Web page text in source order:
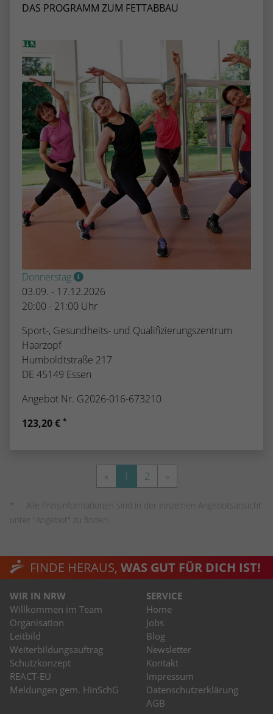
DAS PROGRAMM ZUM FETTABBAU
Donnerstag
03.09. - 17.12.2026
20:00 - 21:00 Uhr
Sport-, Gesundheits- und Qualifizierungszentrum
Haarzopf
Humboldtstraße 217
DE 45149 Essen
Angebot Nr. G2026-016-673210
123,20 € *
« 1 2 »
Alle Preisinformationen sind in der einzelnen Angebotsansicht
unter "Angebot" zu finden.
FINDE HERAUS, WAS GUT FÜR DICH IST!
WIR IN NRW
Willkommen im Team
Organisation
Leitbild
Weiterbildungsauftrag
Schutzkonzept
REACT-EU
Meldungen gem. HinSchG
SERVICE
Home
Jobs
Blog
Newsletter
Kontakt
Impressum
Datenschutzerklärung
AGB